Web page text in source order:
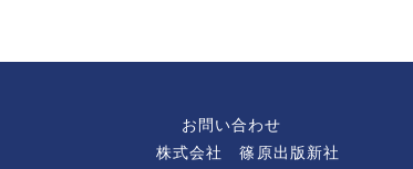
お問い合わせ
株式会社 篠原出版新社